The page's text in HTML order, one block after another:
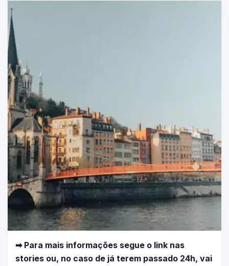
➡ Para mais informações segue o link nas
stories ou, no caso de já terem passado 24h, vai